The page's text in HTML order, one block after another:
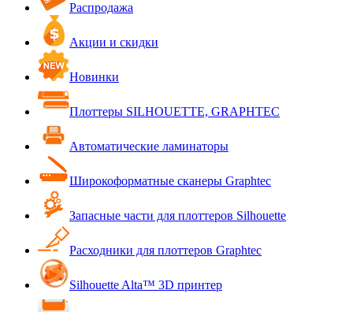
Распродажа
Акции и скидки
Новинки
Плоттеры SILHOUETTE, GRAPHTEC
Автоматические ламинаторы
Широкоформатные сканеры Graphtec
Запасные части для плоттеров Silhouette
Расходники для плоттеров Graphtec
Silhouette Alta™ 3D принтер